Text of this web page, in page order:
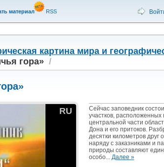
материал RSS
картина мира и
гора»/
RU
Сейчас заповедник
участков, расположенных
центральной части
Дона и его притоков.
десятки километров друг
наряду с заказниками и
природы составляют
особо... Далее »